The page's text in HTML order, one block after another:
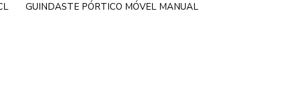
GUINDASTE PÓRTICO MÓVEL MANUAL